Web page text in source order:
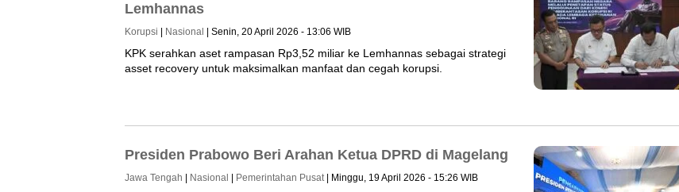
Lemhannas
Korupsi Nasional | Senin, 20 April 2026 - 13:06 WIB
KPK serahkan aset rampasan Rp3,52 miliar ke Lemhannas sebagai strategi
asset recovery untuk maksimalkan manfaat dan cegah korupsi.
Presiden Prabowo Beri Arahan Ketua DPRD di Magelang
Jawa Tengah Nasional Pemerintahan Pusat| Minggu, 19 April 2026 - 15:26 WIB